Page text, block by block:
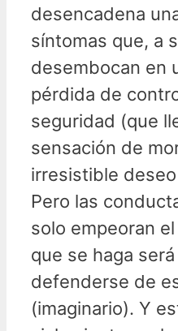
desencadena
síntomas que, a
desembocan en
pérdida de
seguridad (que
sensación de
irresistible
Pero las
solo empeoran
que se haga
defenderse de
(imaginario). Y